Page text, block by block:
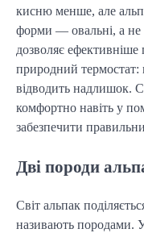
кисню менше, але
форми — овальні, а не
дозволяє
природний термостат:
відводить надлишок.
комфортно навіть у
забезпечити
Дві породи
Світ альпак
називають породами.